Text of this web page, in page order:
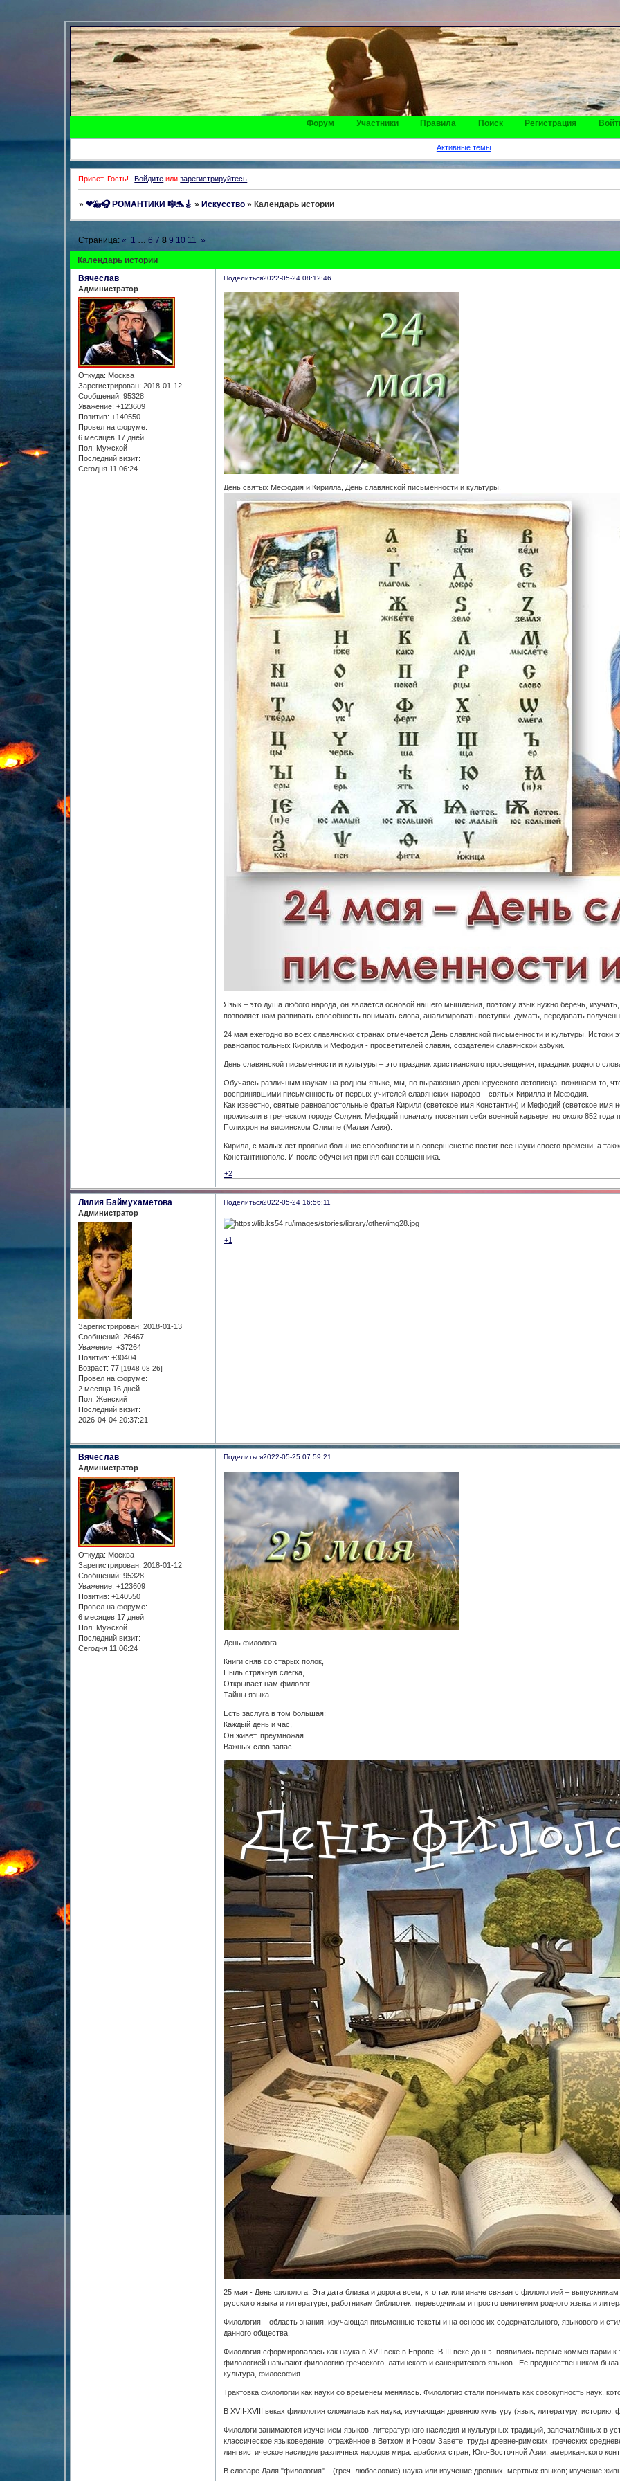
Форум Участники Правила Поиск Регистрация
Активные темы
Привет, Гость! Войдите илизарегистрируйтесь.
» ❤🐳🎧 РОМАНТИКИ 🎼🐬🎸 » Искусство » Календарь истории
Календарь истории
Страница: « 1 … 6 7 8 9 10 11 »
Поделиться2022-05-24 08:12:46
Вячеслав
Администратор
Откуда: Москва
Зарегистрирован: 2018-01-12
Сообщений: 95328
Уважение: +123609
Позитив: +140550
Провел на форуме:
6 месяцев 17 дней
Пол: Мужской
Последний визит:
Сегодня 11:06:24
День святых Мефодия и Кирилла, День славянской письменности и культуры.
Язык – это душа любого народа, он является основой нашего мышления, поэтому язык нужно беречь,
позволяет нам развивать способность понимать слова, анализировать поступки, думать, передавать
24 мая ежегодно во всех славянских странах отмечается День славянской письменности и культуры. Истоки
равноапостольных Кирилла и Мефодия - просветителей славян, создателей славянской азбуки.
День славянской письменности и культуры – это праздник христианского просвещения, праздник родного
Обучаясь различным наукам на родном языке, мы, по выражению древнерусского летописца, пожинаем то,
воспринявшими письменность от первых учителей славянских народов – святых Кирилла и Мефодия.
Как известно, святые равноапостольные братья Кирилл (светское имя Константин) и Мефодий (светское имя
проживали в греческом городе Солуни. Мефодий поначалу посвятил себя военной карьере, но около 852
Полихрон на вифинском Олимпе (Малая Азия).
Кирилл, с малых лет проявил большие способности и в совершенстве постиг все науки своего времени, а
Константинополе. И после обучения принял сан священника.
+2
Поделиться2022-05-24 16:56:11
Лилия Баймухаметова
Администратор
Зарегистрирован: 2018-01-13
Сообщений: 26467
Уважение: +37264
Позитив: +30404
Возраст: 77 [1948-08-26]
Провел на форуме:
2 месяца 16 дней
Пол: Женский
Последний визит:
2026-04-04 20:37:21
+1
Поделиться2022-05-25 07:59:21
Вячеслав
Администратор
Откуда: Москва
Зарегистрирован: 2018-01-12
Сообщений: 95328
Уважение: +123609
Позитив: +140550
Провел на форуме:
6 месяцев 17 дней
Пол: Мужской
Последний визит:
Сегодня 11:06:24
День филолога.
Книги сняв со старых полок,
Пыль стряхнув слегка,
Открывает нам филолог
Тайны языка.
Есть заслуга в том большая:
Каждый день и час,
Он живёт, преумножая
Важных слов запас.
25 мая - День филолога. Эта дата близка и дорога всем, кто так или иначе связан с филологией –
русского языка и литературы, работникам библиотек, переводчикам и просто ценителям родного языка и
Филология – область знания, изучающая письменные тексты и на основе их содержательного, языкового и
данного общества.
Филология сформировалась как наука в XVII веке в Европе. В III веке до н.э. появились первые комментарии
филологией называют филологию греческого, латинского и санскритского языков. Ее предшественником
культура, философия.
Трактовка филологии как науки со временем менялась. Филологию стали понимать как совокупность наук,
В XVII-XVIII веках филология сложилась как наука, изучающая древнюю культуру (язык, литературу,
Филологи занимаются изучением языков, литературного наследия и культурных традиций, запечатлённых в
классическое языковедение, отражённое в Ветхом и Новом Завете, труды древне-римских, греческих
лингвистическое наследие различных народов мира: арабских стран, Юго-Восточной Азии, американского
В словаре Даля "филология" – (греч. любословие) наука или изучение древних, мертвых языков; изучение